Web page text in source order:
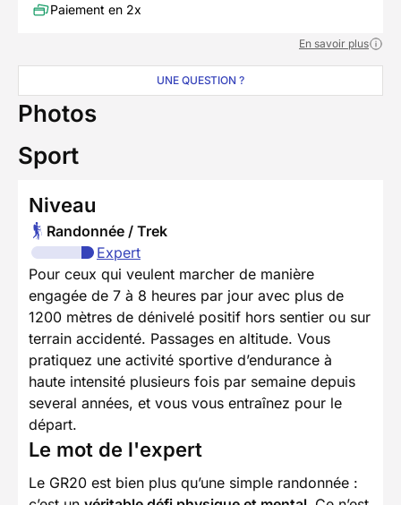
Paiement en 2x
En savoir plus
UNE QUESTION ?
Photos
Sport
Niveau
Randonnée / Trek
Expert
Pour ceux qui veulent marcher de manière
engagée de 7 à 8 heures par jour avec plus de
1200 mètres de dénivelé positif hors sentier ou sur
terrain accidenté. Passages en altitude. Vous
pratiquez une activité sportive d’endurance à
haute intensité plusieurs fois par semaine depuis
several années, et vous vous entraînez pour le
départ.
Le mot de l'expert
Le GR20 est bien plus qu’une simple randonnée :